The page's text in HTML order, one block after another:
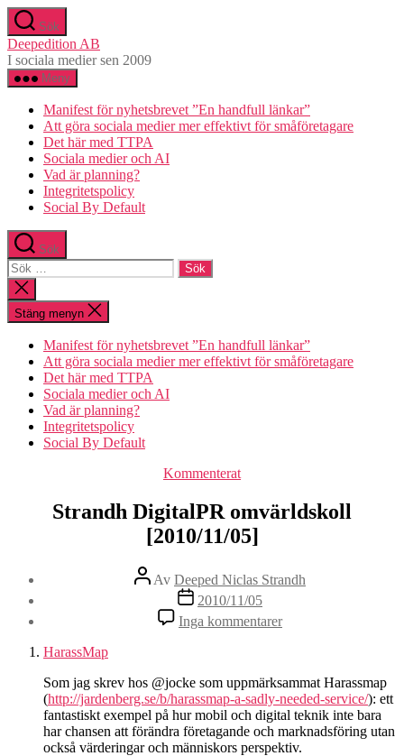
Hoppa
till
innehåll
Sök
Deepedition AB
I sociala medier sen 2009
Meny
Manifest för nyhetsbrevet ”En handfull länkar”
Att göra sociala medier mer effektivt för småföretagare
Det här med TTPA
Sociala medier och AI
Vad är planning?
Integritetspolicy
Social By Default
Sök
Sök
efter:
Stäng
sökningen
Stäng menyn
Manifest för nyhetsbrevet ”En handfull länkar”
Att göra sociala medier mer effektivt för småföretagare
Det här med TTPA
Sociala medier och AI
Vad är planning?
Integritetspolicy
Social By Default
Kategorier
Kommenterat
Strandh DigitalPR omvärldskoll
[2010/11/05]
Inläggsförfattare
Av Deeped Niclas Strandh
Inläggsdatum
2010/11/05
Inga kommentarertill
Strandh
[2010/11/05]
HarassMap
Som jag skrev hos @jocke som uppmärksammat Harassmap
(http://jardenberg.se/b/harassmap-a-sadly-needed-service/): ett
fantastiskt exempel på hur mobil och digital teknik inte bara
har chansen att förändra företagande och marknadsföring utan
också värderingar och människors perspektiv.